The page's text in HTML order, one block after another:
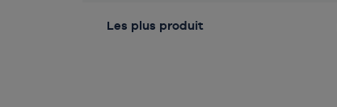
Les plus produit